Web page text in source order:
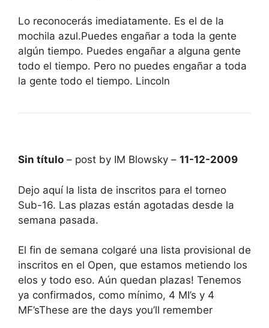
Lo reconocerás imediatamente. Es el de la
mochila azul.Puedes engañar a toda la gente
algún tiempo. Puedes engañar a alguna gente
todo el tiempo. Pero no puedes engañar a toda
la gente todo el tiempo. Lincoln
Sin título – post by IM Blowsky – 11-12-2009
Dejo aquí la lista de inscritos para el torneo
Sub-16. Las plazas están agotadas desde la
semana pasada.
El fin de semana colgaré una lista provisional de
inscritos en el Open, que estamos metiendo los
elos y todo eso. Aún quedan plazas! Tenemos
ya confirmados, como mínimo, 4 MI’s y 4
MF’sThese are the days you’ll remember